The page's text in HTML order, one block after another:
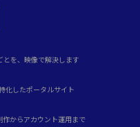
とを、映像で解決します
化したポータルサイト
作からアカウント運用まで